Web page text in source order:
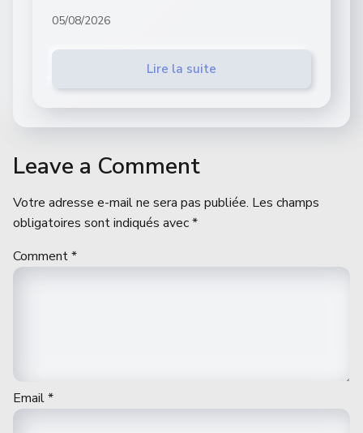
05/08/2026
Lire la suite
Leave a Comment
Votre adresse e-mail ne sera pas publiée. Les champs
obligatoires sont indiqués avec*
Comment*
Email*